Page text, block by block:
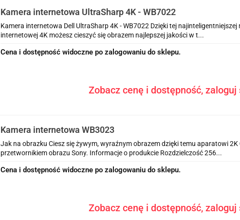
Kamera internetowa UltraSharp 4K - WB7022
Kamera internetowa Dell UltraSharp 4K - WB7022 Dzięki tej najinteligentniejszej
internetowej 4K możesz cieszyć się obrazem najlepszej jakości w t...
Cena i dostępność widoczne po zalogowaniu do sklepu.
Zobacz cenę i dostępność,
Kamera internetowa WB3023
Jak na obrazku Ciesz się żywym, wyraźnym obrazem dzięki temu aparatowi 2K
przetwornikiem obrazu Sony. Informacje o produkcie Rozdzielczość 256...
Cena i dostępność widoczne po zalogowaniu do sklepu.
Zobacz cenę i dostępność,